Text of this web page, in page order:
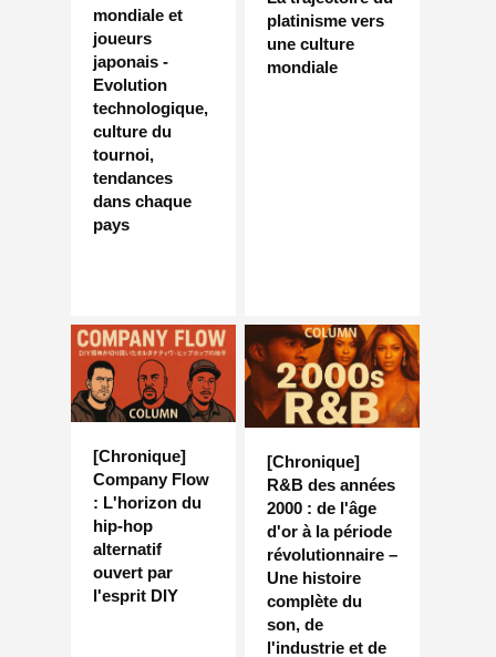
mondiale et
joueurs
japonais -
Evolution
technologique,
culture du
tournoi,
tendances
dans chaque
pays
platinisme vers
une culture
mondiale
[Chronique]
Company Flow
: L'horizon du
hip-hop
alternatif
ouvert par
l'esprit DIY
[Chronique]
R&B des années
2000 : de l'âge
d'or à la période
révolutionnaire –
Une histoire
complète du
son, de
l'industrie et de